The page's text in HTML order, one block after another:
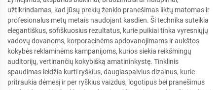
užtikrindamas, kad jūsų prekių ženklo pranešimas liktų matomas ir
profesionalus metų metais naudojant kasdien. Ši technika suteikia
elegantiškus, sofiškuosius rezultatus, kurie puikiai tinka vyresniųjų
vadovų dovanoms, korporacinėms apdovanojimams ir aukštos
kokybės reklaminėms kampanijoms, kurios siekia reikšmingų
auditorijų, vertinančių kokybišką amatininkystę. Tinklinis
spaudimas leidžia kurti ryškius, daugiaspalvius dizainus, kurie
pritraukia dėmesį ir per ryškius vaizdus, logotipus bei pranešimus